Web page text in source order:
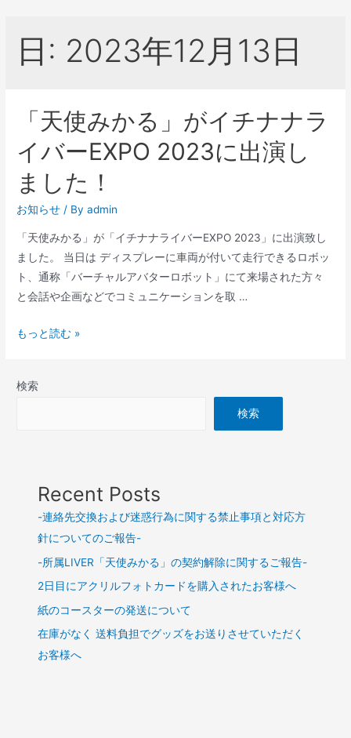
日: 2023年12月13日
「天使みかる」がイチナナラ
イバーEXPO 2023に出演し
ました！
お知らせ / Byadmin
「天使みかる」が「イチナナライバーEXPO 2023」に出演致し
ました。 当日は ディスプレーに車両が付いて走行できるロボッ
ト、通称「バーチャルアバターロボット」にて来場された方々
と会話や企画などでコミュニケーションを取 …
もっと読む »
検索
検索
Recent Posts
-連絡先交換および迷惑行為に関する禁止事項と対応方
針についてのご報告-
-所属LIVER「天使みかる」の契約解除に関するご報告-
2日目にアクリルフォトカードを購入されたお客様へ
紙のコースターの発送について
在庫がなく 送料負担でグッズをお送りさせていただく
お客様へ